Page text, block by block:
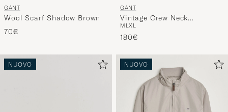
GANT
Wool Scarf Shadow Brown
70€
GANT
Vintage Crew Neck
Sweatshirt Indigo
M LXL
180€
NUOVO NUOVO